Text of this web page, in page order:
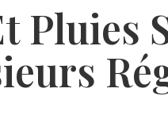
Pluies